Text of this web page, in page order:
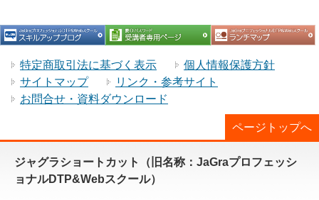
特定商取引法に基づく表示
個人情報保護方針
サイトマップ
リンク・参考サイト
お問合せ・資料ダウンロード
ページトップへ
ジャグラショートカット（旧名称：JaGraプロフェッシ
ョナルDTP&Webスクール）